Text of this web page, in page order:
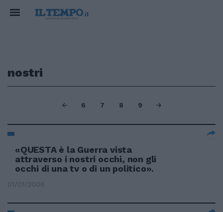
nostri
6 7 8 9
«QUESTA è la Guerra vista
attraverso i nostri occhi, non gli
occhi di una tv o di un politico».
01/01/2006